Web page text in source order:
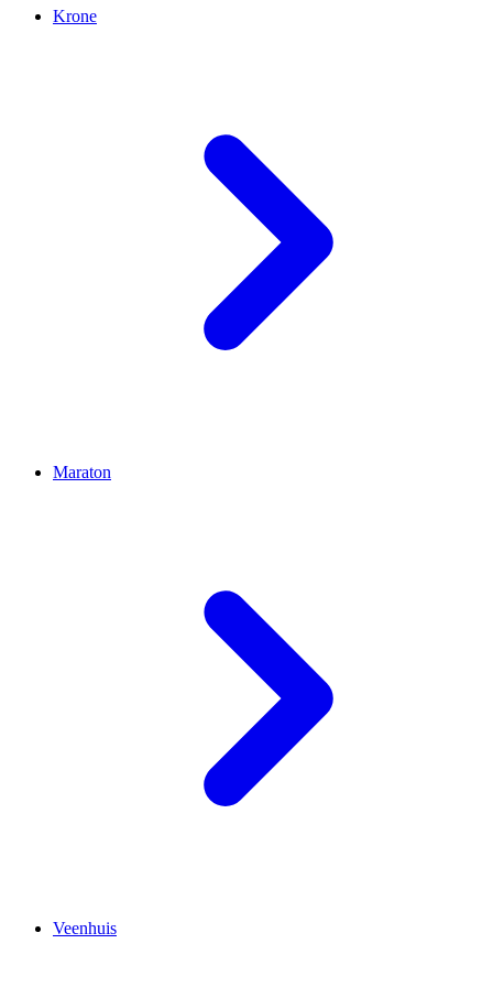
Krone
Maraton
Veenhuis